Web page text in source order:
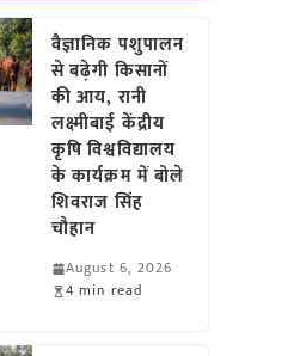
वैज्ञानिक पशुपालन
से बढ़ेगी किसानों
की आय, रानी
लक्ष्मीबाई केंद्रीय
कृषि विश्वविद्यालय
के कार्यक्रम में बोले
शिवराज सिंह
चौहान
August 6, 2026
4 min read